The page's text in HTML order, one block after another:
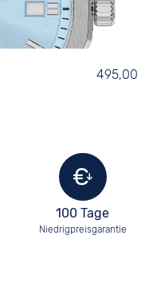
495,00
100 Tage
Niedrigpreisgarantie